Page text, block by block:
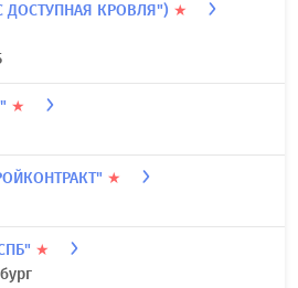
КРОВЛЯ") ★
★
★
★